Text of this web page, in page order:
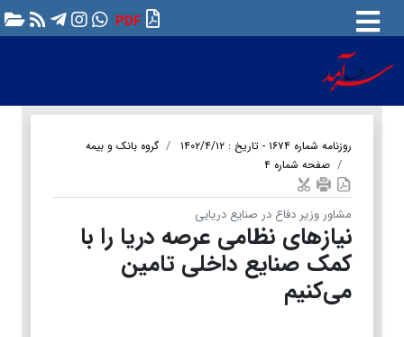
PDF
روزنامه شماره ۱۶۷۴ - تاریخ : ۱۴۰۲/۴/۱۲
گروه بانک و بیمه
صفحه شماره ۴
مشاور وزیر دفاع در صنایع دریایی
نیازهای نظامی عرصه دریا را با
کمک صنایع داخلی تامین
می‌کنیم